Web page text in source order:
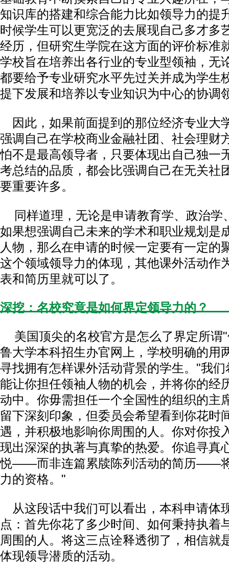
知识库的搭建和综合能力比如领导力的提
时候学生可以更宽泛的去展现自己多才多
经历，但研究生学院在这方面的评价标准
学校旨在培养出各行业的专业型领袖，无
都要给予专业研究水平先过关并成为学生
提下发展和培养以专业知识为中心的协调
因此，如果前面提到的那位经济专业大
强调自己在学校商业金融社团、社会理财
怕不是最高领导者，只要体现出自己独一
考总结的品质，都会比强调自己在无关社
要重要许多。
同样道理，无论是申请教育学、政治学
如果想强调自己未来的学术和职业规划是
人物，那么在申请的时候一定要有一定的
这个领域领导力的体现，其他课外活动作
表和简历里就可以了。
深挖：名校究竟是如何界定领导力的？
美国顶尖的名校官方是怎么了界定所谓
鲁大学本科招生办官网上，学校明确的用
寻找拥有怎样课外活动背景的学生。"我
能让你担任领袖人物的机会，并将你的经
动中。你毋需担任一个全国性的组织的主
留下深刻印象，但委员会希望看到你花时
遇，并积极地影响你周围的人。你对你投
现出深深的执著与真挚的热爱。你追寻真
悦——而非连篇累牍陈列活动的简历——
力的资格。"
从这段话中我们可以看出，本科申请体
点：首先你花了多少时间、如何秉持执着
周围的人。将这三点诠释透彻了，相信就
体现领导潜质的活动。